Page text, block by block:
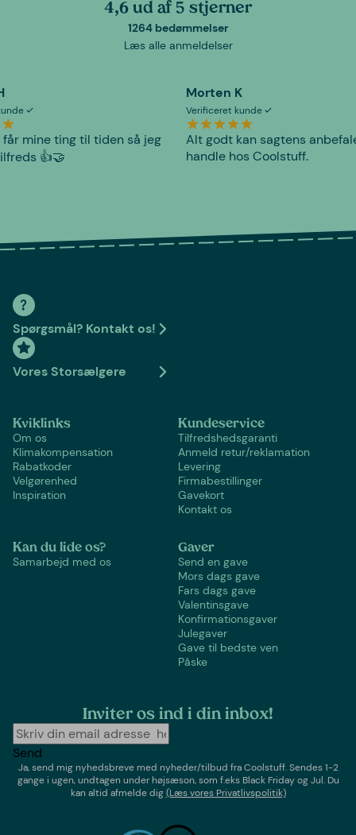
4,6 ud af 5 stjerner
1264 bedømmelser
Læs alle anmeldelser
får mine ting til tiden så jeg
👍🤝
Morten K
Verificeret kunde
Alt godt kan sagtens
handle hos Coolstuff.
Spørgsmål? Kontakt os!
Vores Storsælgere
Kviklinks
Om os
Klimakompensation
Rabatkoder
Velgørenhed
Inspiration
Kundeservice
Tilfredshedsgaranti
Anmeld retur/reklamation
Levering
Firmabestillinger
Gavekort
Kontakt os
Kan du lide os?
Samarbejd med os
Gaver
Send en gave
Mors dags gave
Fars dags gave
Valentinsgave
Konfirmationsgaver
Julegaver
Gave til bedste ven
Påske
Inviter os ind i din inbox!
Send
Ja, send mig nyhedsbreve med nyheder/tilbud fraCoolstuff. Sendes 1-2
gange i ugen,undtagen under højsæson, som f.eks Black Friday og Jul. Du
kan altid afmelde dig(Læs vores Privatlivspolitik)